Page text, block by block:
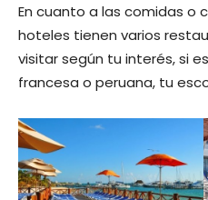
En cuanto a las comidas o
hoteles tienen varios
visitar según tu interés, si
francesa o peruana, tu